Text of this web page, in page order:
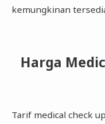
kemungkinan
Harga
Tarif medical check